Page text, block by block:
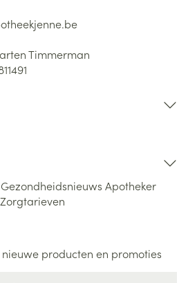
Timmerman
Gezondheidsnieuws Apotheker
Zorgtarieven
producten en promoties